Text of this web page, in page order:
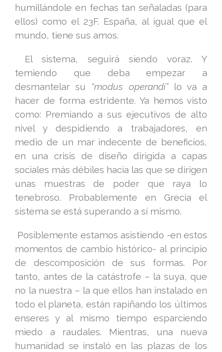
humillándole en fechas tan señaladas (para
ellos) como el 23F. España, al igual que el
mundo, tiene sus amos.
El sistema, seguirá siendo voraz. Y
temiendo que deba empezar a
desmantelar su “modus operandi” lo va a
hacer de forma estridente. Ya hemos visto
como: Premiando a sus ejecutivos de alto
nivel y despidiendo a trabajadores, en
medio de un mar indecente de beneficios,
en una crisis de diseño dirigida a capas
sociales más débiles hacia las que se dirigen
unas muestras de poder que raya lo
tenebroso. Probablemente en Grecia el
sistema se está superando a sí mismo.
Posiblemente estamos asistiendo -en estos
momentos de cambio histórico- al principio
de descomposición de sus formas. Por
tanto, antes de la catástrofe – la suya, que
no la nuestra – la que ellos han instalado en
todo el planeta, están rapiñando los últimos
enseres y al mismo tiempo esparciendo
miedo a raudales. Mientras, una nueva
humanidad se instaló en las plazas de los